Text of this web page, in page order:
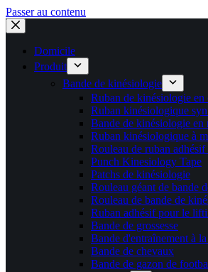
Passer au contenu
Domicile
Produit
Bande de kinésiologie
Ruban de kinésiologie en
Ruban kinésiologique
Bande de kinésiologie en
Ruban kinésiologique à
Rouleau de ruban adhésif
Punch Kinesiology Tape
Patchs de kinésiologie
Rouleau géant de bande
Rouleau de bande de
Ruban adhésif pour le
Bande de grossesse
Bande d'entraînement à
Bande de chevaux
Bande de gazon de